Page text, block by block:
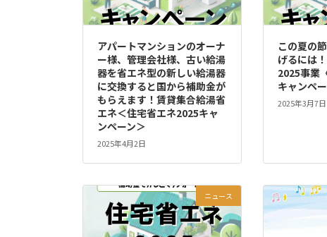
アパートマンションのオーナ
ー様、管理会社様、古い給湯
器を省エネ型の新しい給湯器
に交換すると国から補助金が
もらえます！賃貸集合給湯省
エネ＜住宅省エネ2025キャ
ンペーン＞
2025年4月2日
この夏の
げるには
2025事業
キャンペー
2025年3月7日
ニュース